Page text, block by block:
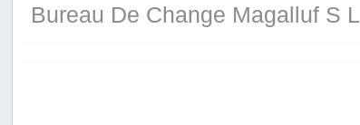
Bureau De Change Magalluf S L